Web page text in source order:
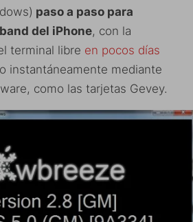
paso a paso para
del iPhone, con la
terminal libre en pocos días
o instantáneamente mediante
como las tarjetas Gevey.